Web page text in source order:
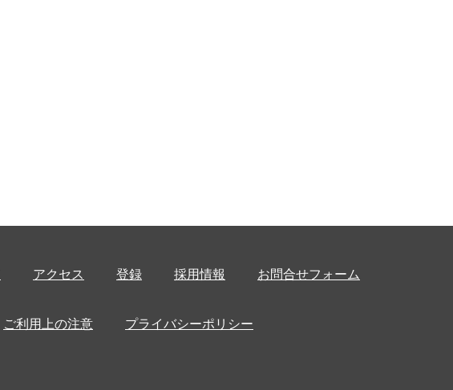
アクセス 登録 採用情報 お問合せフォーム
ご利用上の注意 プライバシーポリシー